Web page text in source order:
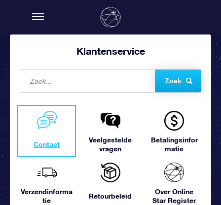
Klantenservice
Zoek
Contact
Veelgestelde
vragen
Betalingsinfor
matie
Verzendinforma
tie
Retourbeleid
Over Online
Star Register